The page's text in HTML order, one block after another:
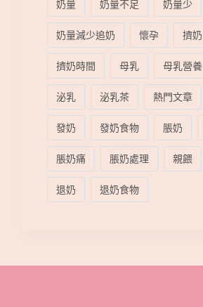
奶量
奶量不足
奶量少
奶量減少追奶
懷孕 擠奶
擠奶時間
母乳 母乳營養
泌乳
泌乳茶 熱門文章
發奶
發奶食物 脹奶
脹奶痛
脹奶處理 親餵
退奶
退奶食物